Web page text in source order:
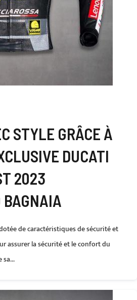
STYLE GRÂCE À
DUCATI
2023
BAGNAIA
de caractéristiques de sécurité et
assurer la sécurité et le confort du